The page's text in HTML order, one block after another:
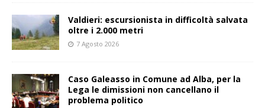
Valdieri: escursionista in difficoltà salvata
oltre i 2.000 metri
7 Agosto 2026
Caso Galeasso in Comune ad Alba, per la
Lega le dimissioni non cancellano il
problema politico